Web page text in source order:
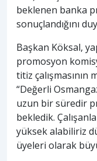
beklenen banka
sonuçlandığını
Başkan Köksal,
promosyon
titiz çalışmasının
“Değerli
uzun bir süredir
bekledik.
yüksek alabiliriz
üyeleri olarak